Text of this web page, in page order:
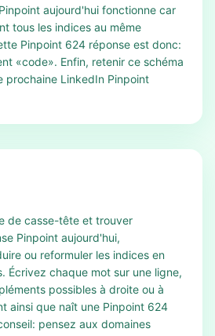
aujourd'hui fonctionne car
tous les indices au même
Pinpoint 624 réponse est donc:
«code». Enfin, retenir ce schéma
prochaine LinkedIn Pinpoint
de casse-tête et trouver
Pinpoint aujourd'hui,
ou reformuler les indices en
Écrivez chaque mot sur une ligne,
possibles à droite ou à
ainsi que naît une Pinpoint 624
pensez aux domaines